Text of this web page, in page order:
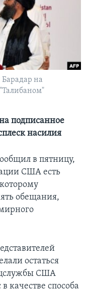
Барадар на
подписанное
насилия
в пятницу,
США есть
обещания,
остаться
США
качестве способа